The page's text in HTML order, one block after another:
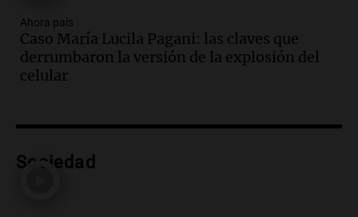
Audio.La marcha de gremios y
organizaciones sociales por San
Cayetano avanza hacia el Monumento
Audio.San Cayetano y Aumento de
Argentina en un Resumen Actual
Ahora país
Caso María Lucila Pagani: las claves que
derrumbaron la versión de la explosión del
celular
Sociedad